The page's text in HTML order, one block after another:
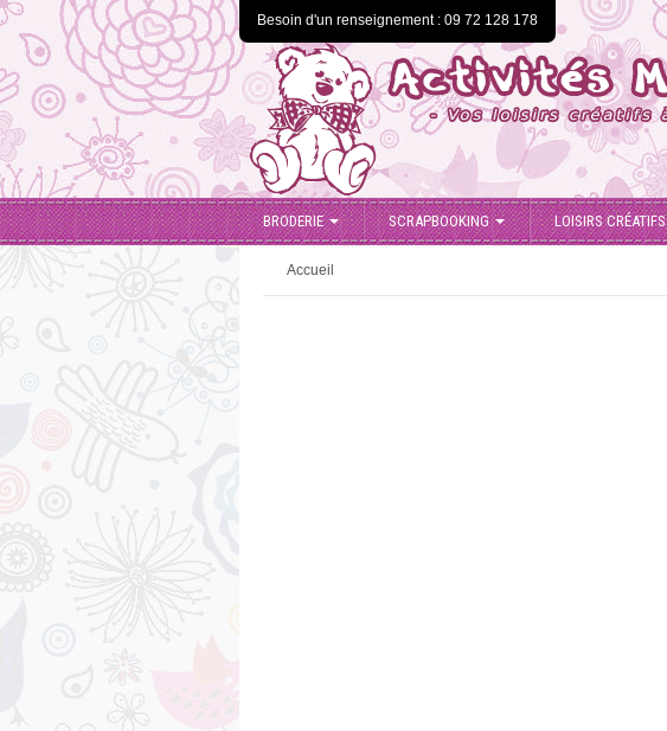
Besoin d'un renseignement : 09 72 128 178
BRODERIE SCRAPBOOKING LOISIRS CRÉATIFS
Accueil